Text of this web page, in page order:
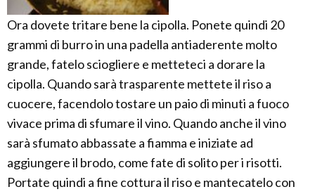
Ora dovete tritare bene la cipolla. Ponete quindi 20
grammi di burro in una padella antiaderente molto
grande, fatelo sciogliere e metteteci a dorare la
cipolla. Quando sarà trasparente mettete il riso a
cuocere, facendolo tostare un paio di minuti a fuoco
vivace prima di sfumare il vino. Quando anche il vino
sarà sfumato abbassate a fiamma e iniziate ad
aggiungere il brodo, come fate di solito per i risotti.
Portate quindi a fine cottura il riso e mantecatelo con